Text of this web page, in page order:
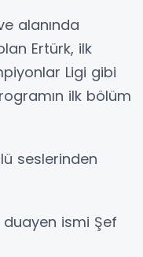
alanında
Ertürk, ilk
Ligi gibi
ilk bölüm
seslerinden
duayen ismi Şef